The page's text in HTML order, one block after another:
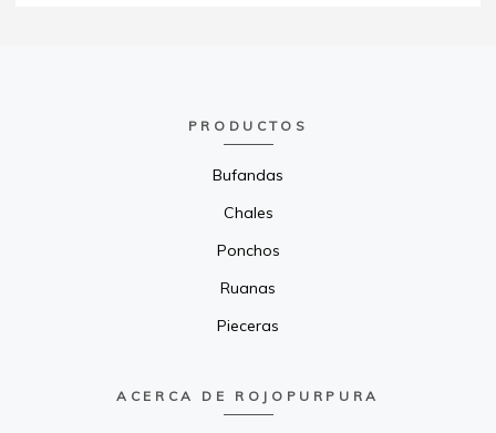
PRODUCTOS
Bufandas
Chales
Ponchos
Ruanas
Pieceras
ACERCA DE ROJOPURPURA